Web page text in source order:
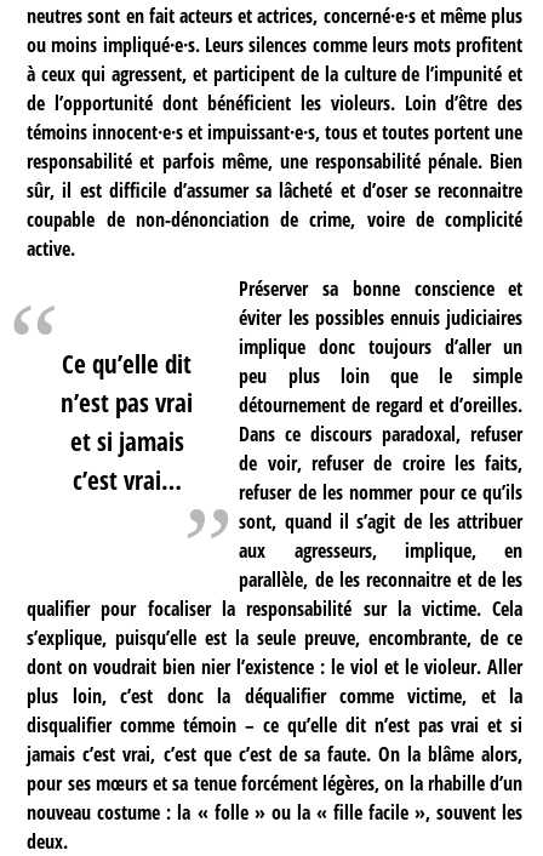
neutres sont en fait acteurs et actrices, concerné·e·s et même plus
ou moins impliqué·e·s. Leurs silences comme leurs mots profitent
à ceux qui agressent, et participent de la culture de l’impunité et
de l’opportunité dont bénéficient les violeurs. Loin d’être des
témoins innocent·e·s et impuissant·e·s, tous et toutes portent une
responsabilité et parfois même, une responsabilité pénale. Bien
sûr, il est difficile d’assumer sa lâcheté et d’oser se reconnaitre
coupable de non-dénonciation de crime, voire de complicité
active.
Ce qu’elle dit
n’est pas vrai
et si jamais
c’est vrai…
Préserver sa bonne conscience et
éviter les possibles ennuis judiciaires
implique donc toujours d’aller un
peu plus loin que le simple
détournement de regard et d’oreilles.
Dans ce discours paradoxal, refuser
de voir, refuser de croire les faits,
refuser de les nommer pour ce qu’ils
sont, quand il s’agit de les attribuer
aux agresseurs, implique, en
parallèle, de les reconnaitre et de les
qualifier pour focaliser la responsabilité sur la victime. Cela
s’explique, puisqu’elle est la seule preuve, encombrante, de ce
dont on voudrait bien nier l’existence : le viol et le violeur. Aller
plus loin, c’est donc la déqualifier comme victime, et la
disqualifier comme témoin – ce qu’elle dit n’est pas vrai et si
jamais c’est vrai, c’est que c’est de sa faute. On la blâme alors,
pour ses mœurs et sa tenue forcément légères, on la rhabille d’un
nouveau costume : la « folle » ou la « fille facile », souvent les
deux.